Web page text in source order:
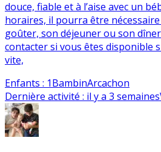
douce, fiable et à l’aise avec un
horaires, il pourra être
goûter, son déjeuner ou son
contacter si vous êtes disponible
vite,
Enfants : 1BambinArcachon
Dernière activité : il y a 3 semaines